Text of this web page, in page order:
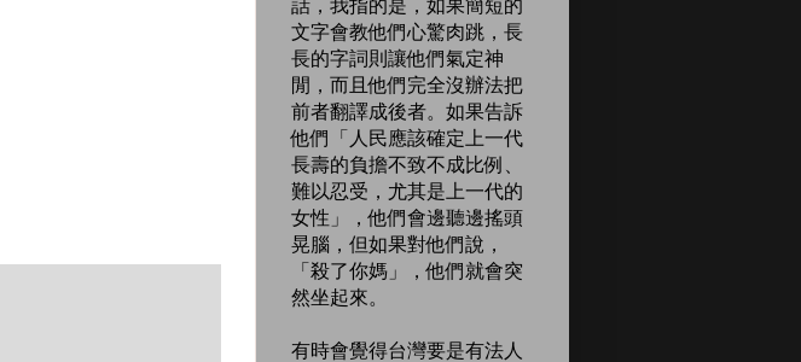
話，我指的是，如果簡短的
文字會教他們心驚肉跳，長
長的字詞則讓他們氣定神
閒，而且他們完全沒辦法把
前者翻譯成後者。如果告訴
他們「人民應該確定上一代
長壽的負擔不致不成比例、
難以忍受，尤其是上一代的
女性」，他們會邊聽邊搖頭
晃腦，但如果對他們說，
「殺了你媽」，他們就會突
然坐起來。
有時會覺得台灣要是有法人